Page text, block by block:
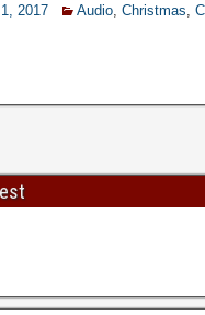
2017 Audio Christmas